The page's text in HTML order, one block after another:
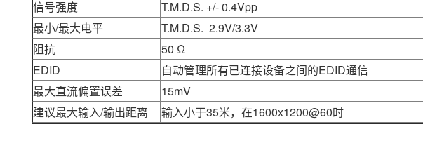
信号强度
T.M.D.S. +/- 0.4Vpp
最小/最大电平
T.M.D.S. 2.9V/3.3V
阻抗
50 Ω
EDID
自动管理所有已连接设备之间的EDID通信
最大直流偏置误差
15mV
建议最大输入/输出距离
输入小于35米，在1600x1200@60时